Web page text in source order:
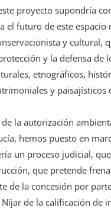
proyecto supondría
el futuro de este espacio
y cultural,
y la defensa de
etnográficos,
y paisajísticos
de la autorización
hemos puesto en
un proceso judicial,
que pretende
de la concesión por
de la calificación de